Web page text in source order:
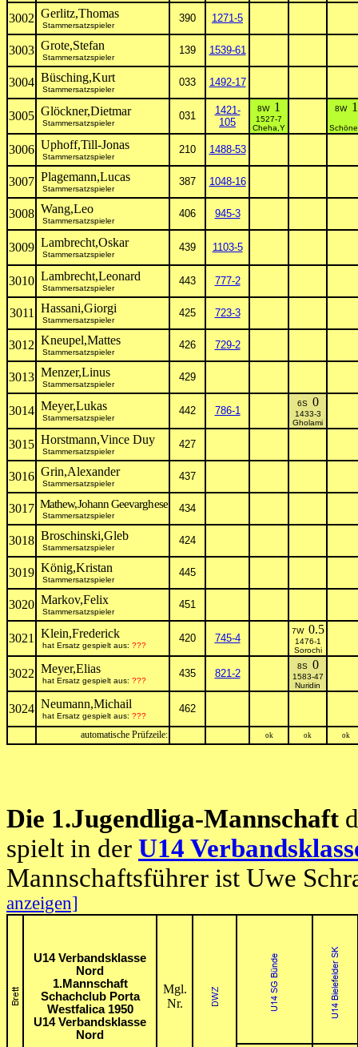
3002 Gerlitz,Thomas
Stammersatzspieler
390 1271-5
3003 Grote,Stefan
Stammersatzspieler
139 1539-61
3004 Büsching,Kurt
Stammersatzspieler
033 1492-17
3005 Glöckner,Dietmar
Stammersatzspieler
031
1421-
105
8W 1
1527-7
Cheha,Y
8W 1
3006 Uphoff,Till-Jonas
Stammersatzspieler
210 1488-53
3007 Plagemann,Lucas
Stammersatzspieler
387 1048-16
3008 Wang,Leo
Stammersatzspieler
406 945-3
3009 Lambrecht,Oskar
Stammersatzspieler
439 1103-5
3010 Lambrecht,Leonard
Stammersatzspieler
443 777-2
3011 Hassani,Giorgi
Stammersatzspieler
425 723-3
3012 Kneupel,Mattes
Stammersatzspieler
426 729-2
3013 Menzer,Linus
Stammersatzspieler
429
3014 Meyer,Lukas
Stammersatzspieler
442 786-1
6S 0
1433-3
Gholami
3015 Horstmann,Vince Duy
Stammersatzspieler
427
3016 Grin,Alexander
Stammersatzspieler
437
3017 Mathew,Johann Geevarghese
Stammersatzspieler
434
3018 Broschinski,Gleb
Stammersatzspieler
424
3019 König,Kristan
Stammersatzspieler
445
3020 Markov,Felix
Stammersatzspieler
451
3021 Klein,Frederick
hat Ersatz gespielt aus: ???
420 745-4
7W 0.5
1476-1
Sorochi
3022 Meyer,Elias
hat Ersatz gespielt aus: ???
435 821-2
8S 0
1583-47
Nuridin
3024 Neumann,Michail
hat Ersatz gespielt aus: ???
462
automatische Prüfzeile: ok ok ok
Die 1.Jugendliga-Mannschaft
spielt in der U14
Mannschaftsführer ist Uwe
anzeigen]
U14 Verbandsklasse
Nord
1.Mannschaft
Schachclub Porta
Westfalica 1950
U14 Verbandsklasse
Nord
Mgl.
Nr.